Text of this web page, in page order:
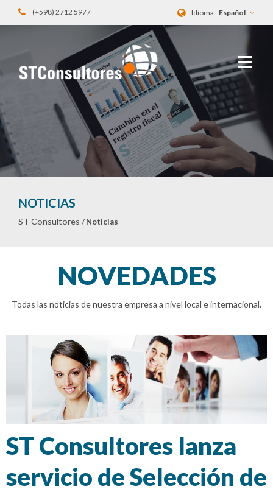
(+598) 2712 5977 Idioma: Español
NOTICIAS
ST Consultores /Noticias
NOVEDADES
Todas las noticias de nuestra empresa a nivel local e internacional.
ST Consultores lanza
servicio de Selección de